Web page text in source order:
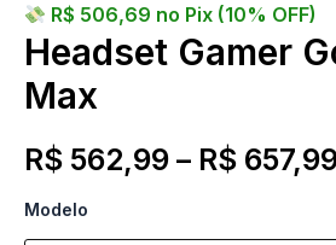
R$ 506,69 no Pix (10% OFF)
Headset Gamer
Max
R$ 562,99 – R$
Modelo